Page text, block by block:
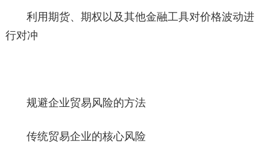
利用期货、期权以及其他金融工具对价格波动进
行对冲
规避企业贸易风险的方法
传统贸易企业的核心风险